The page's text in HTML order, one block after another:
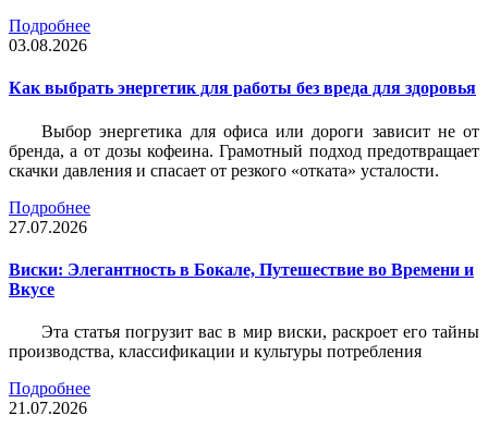
Подробнее
03.08.2026
Как выбрать энергетик для работы без вреда для здоровья
Выбор энергетика для офиса или дороги зависит не от
бренда, а от дозы кофеина. Грамотный подход предотвращает
скачки давления и спасает от резкого «отката» усталости.
Подробнее
27.07.2026
Виски: Элегантность в Бокале, Путешествие во Времени и
Вкусе
Эта статья погрузит вас в мир виски, раскроет его тайны
производства, классификации и культуры потребления
Подробнее
21.07.2026